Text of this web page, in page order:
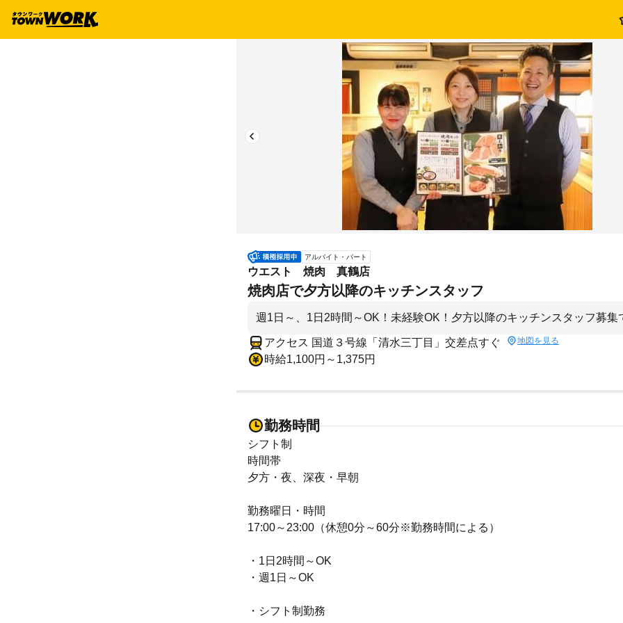
アルバイト・パート
ウエスト 焼肉 真鶴店
焼肉店で夕方以降のキッチンスタッフ
週1日～、1日2時間～OK！未経験OK！夕方以降のキッチンスタッフ募集
アクセス 国道３号線「清水三丁目」交差点すぐ 地図を見る
時給1,100円～1,375円
勤務時間
シフト制
時間帯
夕方・夜、深夜・早朝
勤務曜日・時間
17:00～23:00（休憩0分～60分※勤務時間による）
・1日2時間～OK
・週1日～OK
・シフト制勤務